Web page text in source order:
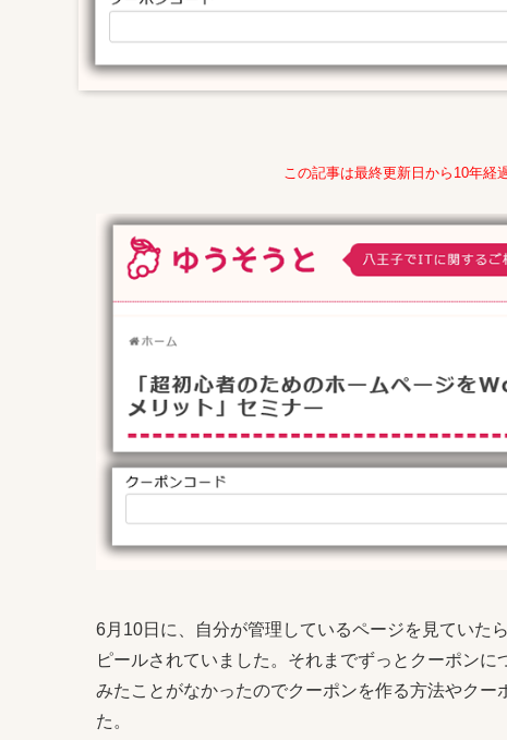
この記事は最終更新日から10年経
6月10日に、自分が管理しているページを見ていた
ピールされていました。それまでずっとクーポン
みたことがなかったのでクーポンを作る方法やク
た。